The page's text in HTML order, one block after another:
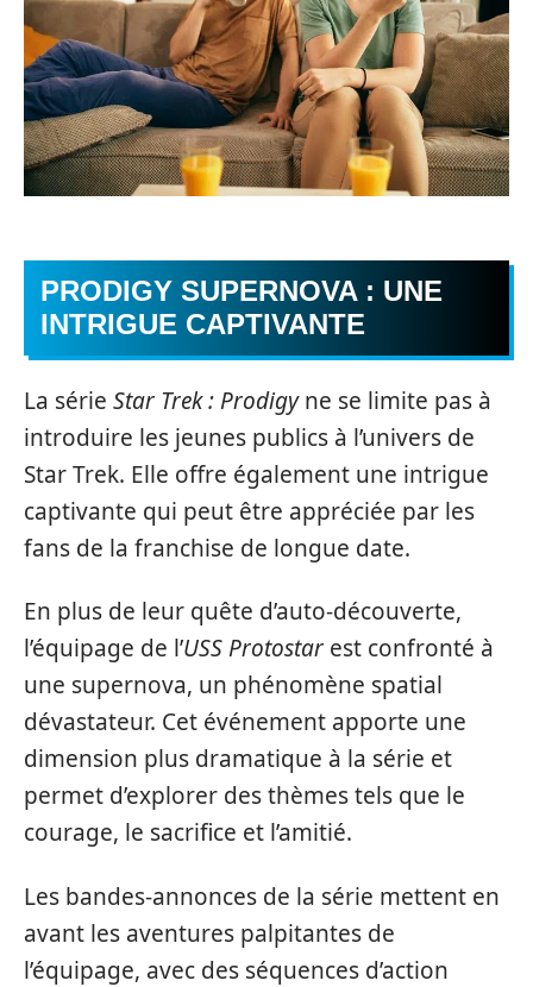
PRODIGY SUPERNOVA : UNE
INTRIGUE CAPTIVANTE
La série Star Trek : Prodigyne se limite pas à
introduire les jeunes publics à l’univers de
Star Trek. Elle offre également une intrigue
captivante qui peut être appréciée par les
fans de la franchise de longue date.
En plus de leur quête d’auto-découverte,
l’équipage de l’USS Protostar est confronté à
une supernova, un phénomène spatial
dévastateur. Cet événement apporte une
dimension plus dramatique à la série et
permet d’explorer des thèmes tels que le
courage, le sacrifice et l’amitié.
Les bandes-annonces de la série mettent en
avant les aventures palpitantes de
l’équipage, avec des séquences d’action